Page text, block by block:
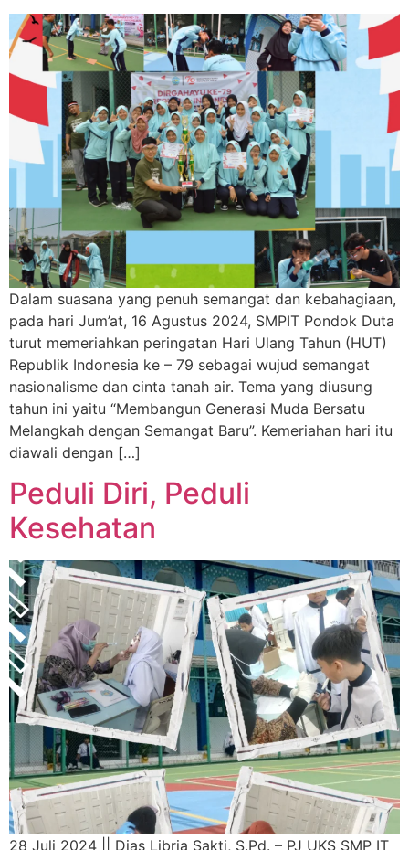
Dalam suasana yang penuh semangat dan kebahagiaan,
pada hari Jum’at, 16 Agustus 2024, SMPIT Pondok Duta
turut memeriahkan peringatan Hari Ulang Tahun (HUT)
Republik Indonesia ke – 79 sebagai wujud semangat
nasionalisme dan cinta tanah air. Tema yang diusung
tahun ini yaitu “Membangun Generasi Muda Bersatu
Melangkah dengan Semangat Baru”. Kemeriahan hari itu
diawali dengan […]
Peduli Diri, Peduli
Kesehatan
28 Juli 2024 || Dias Libria Sakti, S.Pd. – PJ UKS SMP IT